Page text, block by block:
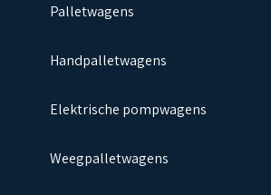
Palletwagens
Handpalletwagens
Elektrische pompwagens
Weegpalletwagens